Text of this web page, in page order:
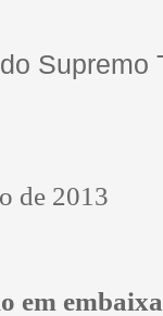
Supremo
de 2013
em